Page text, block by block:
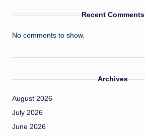
Recent Comments
No comments to show.
Archives
August 2026
July 2026
June 2026